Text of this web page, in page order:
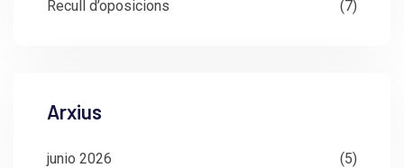
Recull d’oposicions (7)
Arxius
junio 2026 (5)